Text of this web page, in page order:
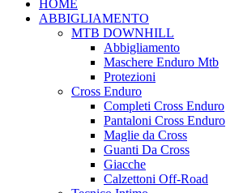
HOME
ABBIGLIAMENTO
MTB DOWNHILL
Abbigliamento
Maschere Enduro Mtb
Protezioni
Cross Enduro
Completi Cross Enduro
Pantaloni Cross Enduro
Maglie da Cross
Guanti Da Cross
Giacche
Calzettoni Off-Road